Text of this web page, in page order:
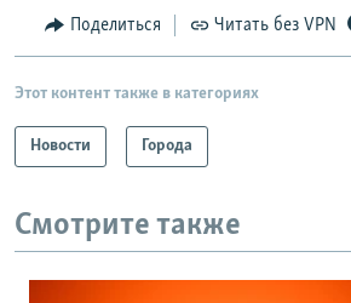
Поделиться Читать без VPN
Этот контент также в категориях
Новости Города
Смотрите также